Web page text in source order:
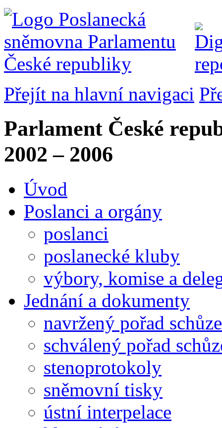
Přejít na hlavní navigaci
Parlament České
2002 – 2006
Úvod
Poslanci a orgány
poslanci
poslanecké kluby
výbory, komise a
Jednání a dokumenty
navržený pořad schůze
schválený pořad
stenoprotokoly
sněmovní tisky
ústní interpelace